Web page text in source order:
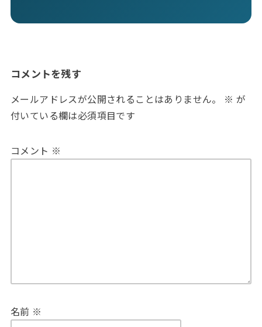
コメントを残す
メールアドレスが公開されることはありません。 ※ が
付いている欄は必須項目です
コメント ※
名前 ※